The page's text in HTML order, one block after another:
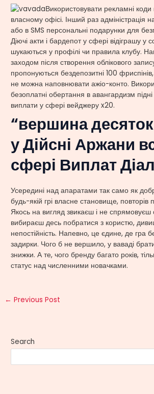
Використовувати рекламні
власному офісі. Інший раз адміністрація
або в SMS персональні подарунки для
Діючі акти і бардепот у сфері відіграшу у
шукаються у профілі чи правила клубу.
заходом після створення облікового
пропонуються бездепозитні 100
не можна наповнювати ажіо-конто.
безоплатні обертання в авангардизм підні
виплати у сфері вейджеру x20.
“вершина
у Дійсні Аржани
сфері Виплат
Усередині над апаратами так само як
будь-якій грі власне становище, повторів
Якось на вигляд звикаєш і не
вибираєш десь побратися з користю,
непостійність. Напевно, це єдине, де гра
задирки. Чого б не вершило, у ваваді
знижки. А те, чого бренду багато років,
статус над численними новачками.
← Previous Post
Search